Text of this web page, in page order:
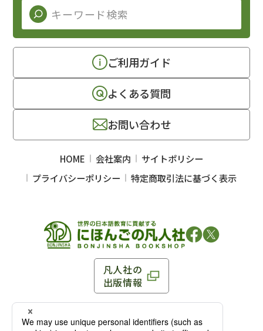
凡人社の
出版情報
〒102-0093 東京都千代田区平河町 1-3-13 8F
TEL：03-3263-3959／FAX：03-3263-3116
ご利用ガイド
よくある質問
お問い合わせ
HOME 会社案内
サイトポリシー
プライバシーポリシー
特定商取引法に基づく表示